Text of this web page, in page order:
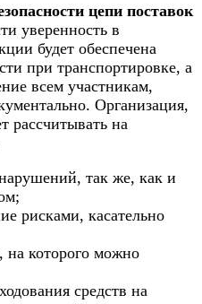
цепи поставок
уверенность в
будет обеспечена
при транспортировке, а
всем участникам,
Организация,
рассчитывать на
так же, как и
рисками, касательно
на которого можно
средств на